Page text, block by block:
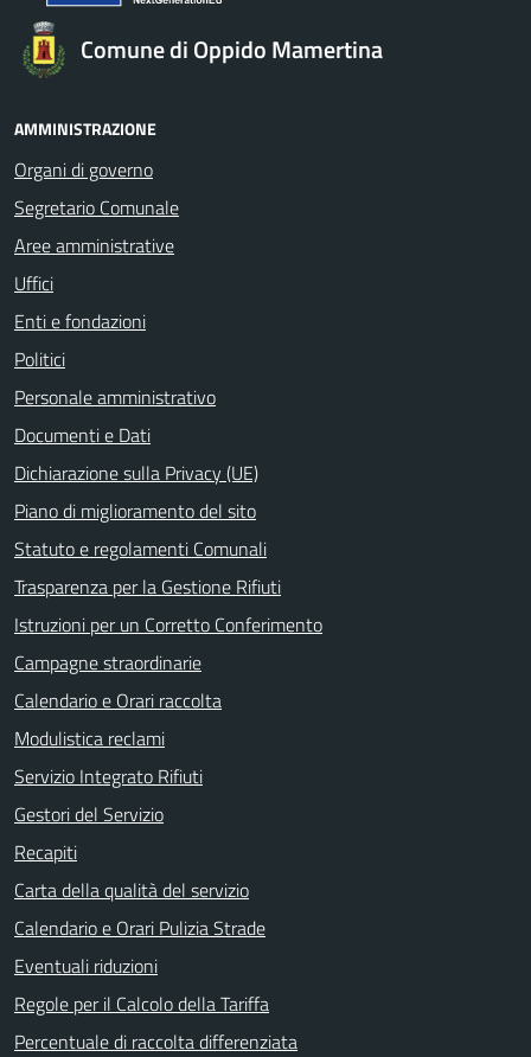
Comune di Oppido Mamertina
AMMINISTRAZIONE
Organi di governo
Segretario Comunale
Aree amministrative
Uffici
Enti e fondazioni
Politici
Personale amministrativo
Documenti e Dati
Dichiarazione sulla Privacy (UE)
Piano di miglioramento del sito
Statuto e regolamenti Comunali
Trasparenza per la Gestione Rifiuti
Istruzioni per un Corretto Conferimento
Campagne straordinarie
Calendario e Orari raccolta
Modulistica reclami
Servizio Integrato Rifiuti
Gestori del Servizio
Recapiti
Carta della qualità del servizio
Calendario e Orari Pulizia Strade
Eventuali riduzioni
Regole per il Calcolo della Tariffa
Percentuale di raccolta differenziata